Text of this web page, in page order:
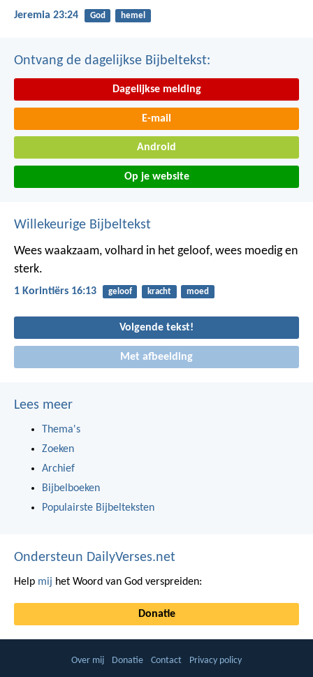
Jeremia 23:24 God hemel
Ontvang de dagelijkse Bijbeltekst:
Dagelijkse melding
E-mail
Android
Op je website
Willekeurige Bijbeltekst
Wees waakzaam, volhard in het geloof, wees moedig en
sterk.
1 Korintiërs 16:13 geloof kracht moed
Volgende tekst!
Met afbeelding
Lees meer
Thema's
Zoeken
Archief
Bijbelboeken
Populairste Bijbelteksten
Ondersteun DailyVerses.net
Help mij het Woord van God verspreiden:
Donatie
Over mij Donatie Contact Privacy policy